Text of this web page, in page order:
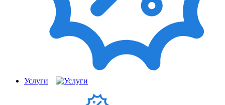
Услуги